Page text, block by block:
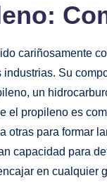
cariñosamente⁤
Su
un
el propileno es
otras para formar
capacidad para
en cualquier